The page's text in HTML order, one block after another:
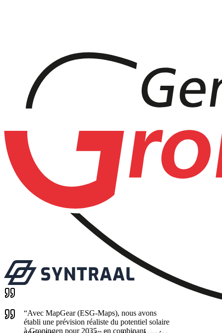
“Avec MapGear (ESG-Maps), nous avons
établi une prévision réaliste du potentiel solaire
à Groningen pour 2035 - en combinant